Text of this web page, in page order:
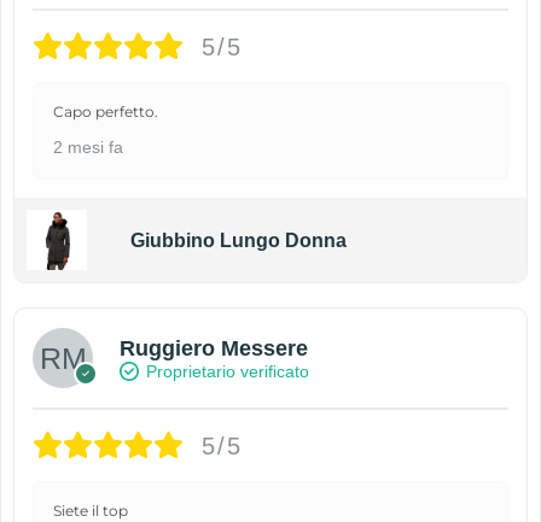
5/5
Capo perfetto.
2 mesi fa
Giubbino Lungo Donna
Ruggiero Messere
Proprietario verificato
5/5
Siete il top